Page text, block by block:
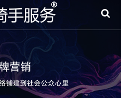
营销
铺建到社会公众心里